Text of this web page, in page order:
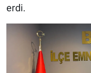
erdi.